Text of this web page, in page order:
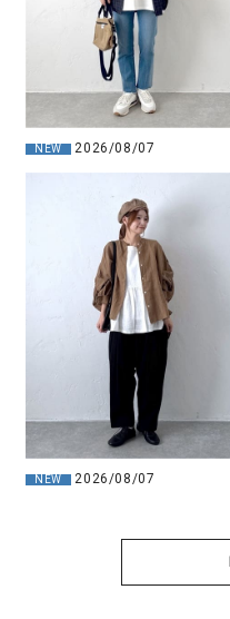
NEW 2026/08/07
NEW 2026/08/07